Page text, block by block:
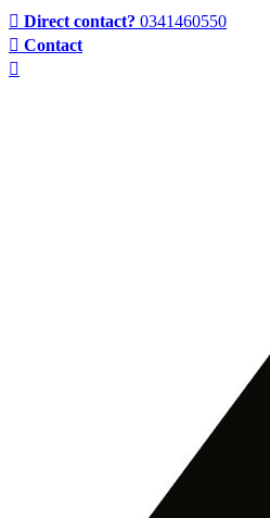
Direct contact? 0341460550
Contact